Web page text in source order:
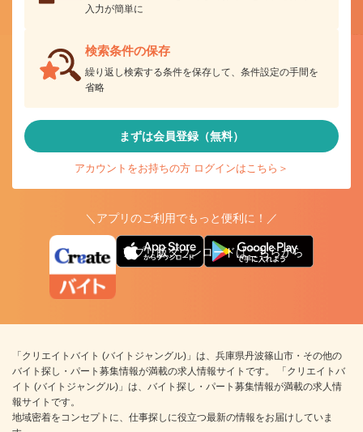
入力が簡単に
検索条件の保存
繰り返し検索する条件を保存して、条件設定の手間を
省略
まずは会員登録（無料）
アカウントをお持ちの方 ログインはこちら＞
＼アプリのご利用でもっと便利に！／
アプリ版ダウンロードはこちらから
「クリエイトバイト (バイトジャングル)」は、兵庫県丹波篠山市・その他の
バイト探し・パート募集情報が満載の求人情報サイトです。 「クリエイトバ
イト (バイトジャングル)」は、バイト探し・パート募集情報が満載の求人情
報サイトです。
地域密着をコンセプトに、仕事探しに役立つ最新の情報をお届けしていま